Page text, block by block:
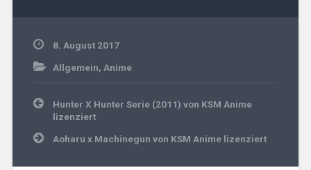
8. August 2017
Allgemein, Anime
Beitragsnavigation
Hunter X Hunter Serie (2011) von KSM Anime
lizenziert
Aoharu x Machinegun von KSM Anime lizenziert